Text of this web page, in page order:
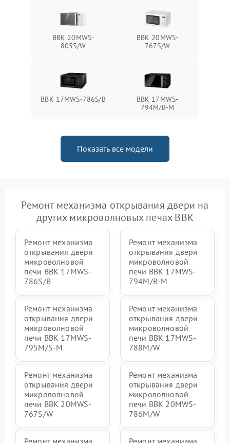
BBK 20MWS-
805S/W
BBK 20MWS-
767S/W
BBK 17MWS-786S/B
BBK 17MWS-
794M/B-M
Показать все модели
Ремонт механизма открывания двери на
других микроволновых печах BBK
Ремонт механизма
открывания двери
микроволновой
печи BBK 17MWS-
786S/B
Ремонт механизма
открывания двери
микроволновой
печи BBK 17MWS-
794M/B-M
Ремонт механизма
открывания двери
микроволновой
печи BBK 17MWS-
795M/S-M
Ремонт механизма
открывания двери
микроволновой
печи BBK 17MWS-
788M/W
Ремонт механизма
открывания двери
микроволновой
печи BBK 20MWS-
767S/W
Ремонт механизма
открывания двери
микроволновой
печи BBK 20MWS-
786M/W